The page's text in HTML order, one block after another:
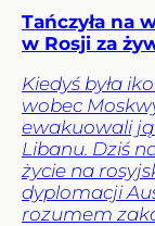
Tańczyła na
w Rosji za
Kiedyś była
wobec
ewakuowali
Libanu. Dziś
życie na
dyplomacji
rozumem